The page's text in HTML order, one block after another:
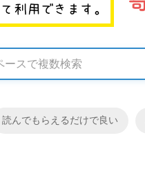
読んでもらえるだけで良い